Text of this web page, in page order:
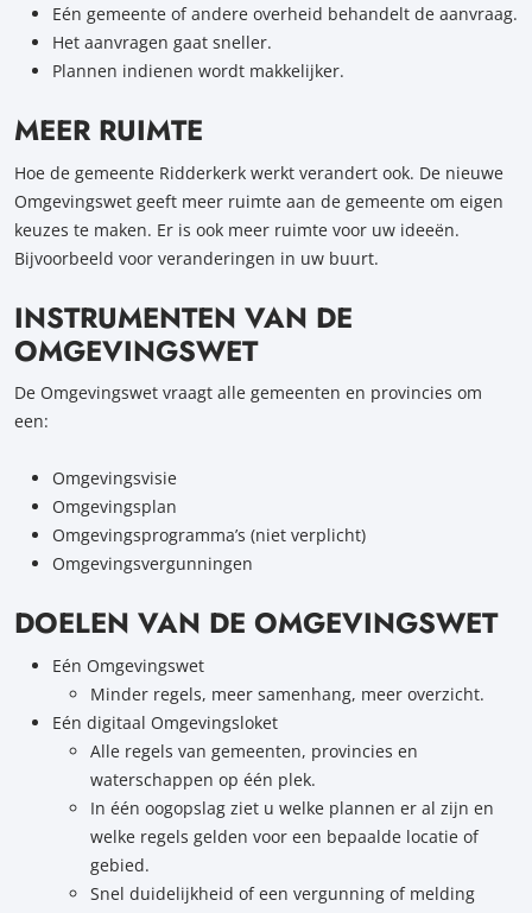
Eén gemeente of andere overheid behandelt de aanvraag.
Het aanvragen gaat sneller.
Plannen indienen wordt makkelijker.
MEER RUIMTE
Hoe de gemeente Ridderkerk werkt verandert ook. De nieuwe
Omgevingswet geeft meer ruimte aan de gemeente om eigen
keuzes te maken. Er is ook meer ruimte voor uw ideeën.
Bijvoorbeeld voor veranderingen in uw buurt.
INSTRUMENTEN VAN DE
OMGEVINGSWET
De Omgevingswet vraagt alle gemeenten en provincies om
een:
Omgevingsvisie
Omgevingsplan
Omgevingsprogramma’s (niet verplicht)
Omgevingsvergunningen
DOELEN VAN DE OMGEVINGSWET
Eén Omgevingswet
Minder regels, meer samenhang, meer overzicht.
Eén digitaal Omgevingsloket
Alle regels van gemeenten, provincies en
waterschappen op één plek.
In één oogopslag ziet u welke plannen er al zijn en
welke regels gelden voor een bepaalde locatie of
gebied.
Snel duidelijkheid of een vergunning of melding